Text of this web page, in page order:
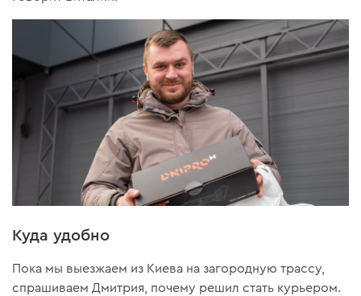
Куда удобно
Пока мы выезжаем из Киева на загородную трассу,
спрашиваем Дмитрия, почему решил стать курьером.